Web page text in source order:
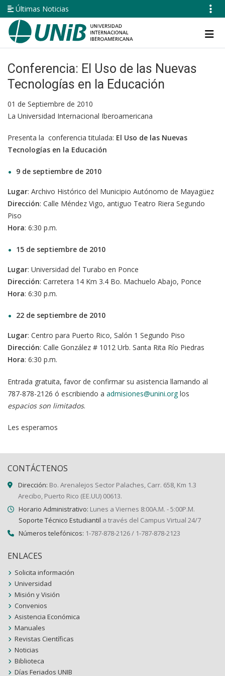
Pasar
al
contenido
principal
Últimas Noticias
Navegación
principal
Conferencia: El Uso de las Nuevas
Tecnologías en la Educación
01 de Septiembre de 2010
La Universidad Internacional Iberoamericana
Presenta la conferencia titulada: El Uso de las Nuevas
Tecnologías en la Educación
9 de septiembre de 2010
Lugar: Archivo Histórico del Municipio Autónomo de Mayagüez
Dirección: Calle Méndez Vigo, antiguo Teatro Riera Segundo
Piso
Hora: 6:30 p.m.
15 de septiembre de 2010
Lugar: Universidad del Turabo en Ponce
Dirección: Carretera 14 Km 3.4 Bo. Machuelo Abajo, Ponce
Hora: 6:30 p.m.
22 de septiembre de 2010
Lugar: Centro para Puerto Rico, Salón 1 Segundo Piso
Dirección: Calle González # 1012 Urb. Santa Rita Río Piedras
Hora: 6:30 p.m.
Entrada gratuita, favor de confirmar su asistencia llamando al
787-878-2126 ó escribiendo a admisiones@unini.orglos
espacios son limitados.
Les esperamos
CONTÁCTENOS
Dirección: Bo. Arenalejos Sector Palaches, Carr. 658, Km 1.3
Arecibo, Puerto Rico (EE.UU) 00613.
Horario Administrativo: Lunes a Viernes 8:00A.M. - 5:00P.M.
Soporte Técnico Estudiantil a través del Campus Virtual 24/7
Números telefónicos: 1-787-878-2126 / 1-787-878-2123
ENLACES
Solicita información
Universidad
Misión y Visión
Convenios
Asistencia Económica
Manuales
Revistas Científicas
Noticias
Biblioteca
Días Feriados UNIB